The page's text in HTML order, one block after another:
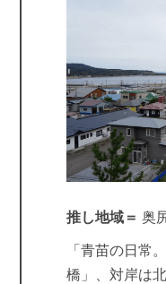
推し地域＝奥
「青苗の日常
橋」、対岸は